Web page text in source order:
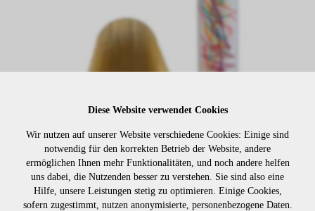
Lager:
Art. Nr:
5901.06
Diese Website verwendet Cookies
Wir nutzen auf unserer Website verschiedene Cookies: Einige sind
notwendig für den korrekten Betrieb der Website, andere
ermöglichen Ihnen mehr Funktionalitäten, und noch andere helfen
uns dabei, die Nutzenden besser zu verstehen. Sie sind also eine
Hilfe, unsere Leistungen stetig zu optimieren. Einige Cookies,
sofern zugestimmt, nutzen anonymisierte, personenbezogene Daten.